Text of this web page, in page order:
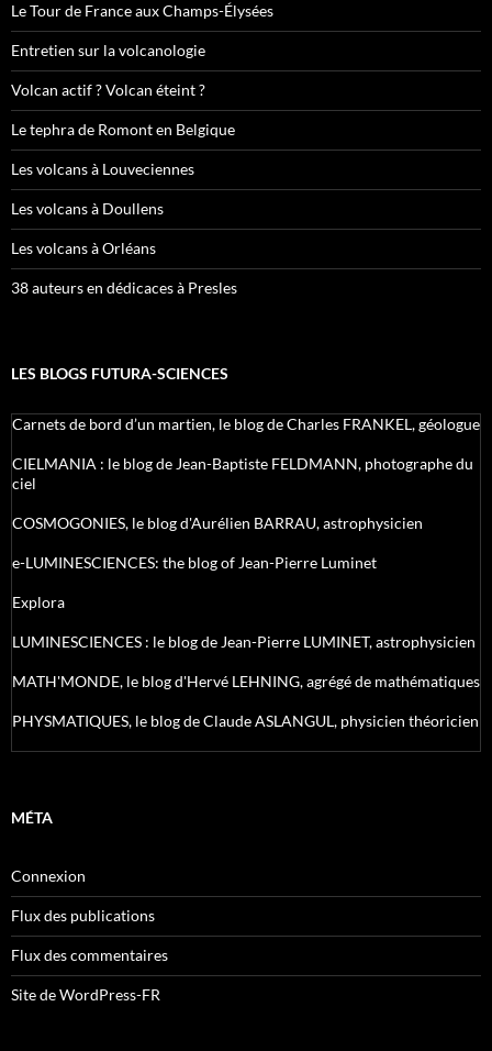
Le Tour de France aux Champs-Élysées
Entretien sur la volcanologie
Volcan actif ? Volcan éteint ?
Le tephra de Romont en Belgique
Les volcans à Louveciennes
Les volcans à Doullens
Les volcans à Orléans
38 auteurs en dédicaces à Presles
LES BLOGS FUTURA-SCIENCES
Carnets de bord d’un martien, le blog de Charles FRANKEL, géologue
CIELMANIA : le blog de Jean-Baptiste FELDMANN, photographe du
ciel
COSMOGONIES, le blog d'Aurélien BARRAU, astrophysicien
e-LUMINESCIENCES: the blog of Jean-Pierre Luminet
Explora
LUMINESCIENCES : le blog de Jean-Pierre LUMINET, astrophysicien
MATH'MONDE, le blog d'Hervé LEHNING, agrégé de mathématiques
PHYSMATIQUES, le blog de Claude ASLANGUL, physicien théoricien
MÉTA
Connexion
Flux des publications
Flux des commentaires
Site de WordPress-FR